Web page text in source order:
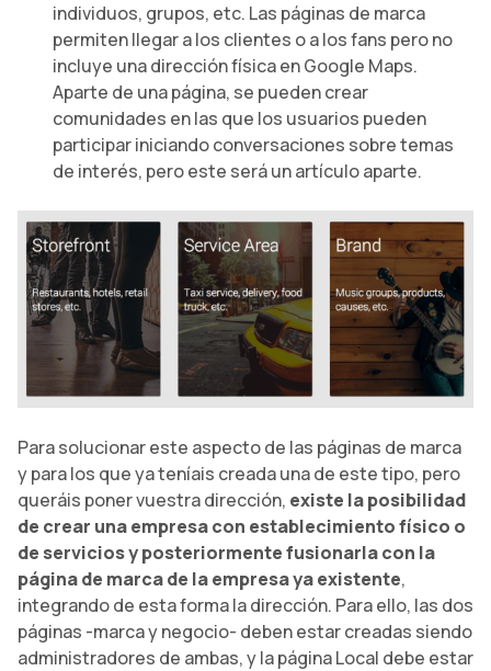
individuos, grupos, etc. Las páginas de marca
permiten llegar a los clientes o a los fans pero no
incluye una dirección física en Google Maps.
Aparte de una página, se pueden crear
comunidades en las que los usuarios pueden
participar iniciando conversaciones sobre temas
de interés, pero este será un artículo aparte.
Para solucionar este aspecto de las páginas de marca
y para los que ya teníais creada una de este tipo, pero
queráis poner vuestra dirección, existe la posibilidad
de crear una empresa con establecimiento físico o
de servicios y posteriormente fusionarla con la
página de marca de la empresa ya existente,
integrando de esta forma la dirección. Para ello, las dos
páginas -marca y negocio- deben estar creadas siendo
administradores de ambas, y la página Local debe estar